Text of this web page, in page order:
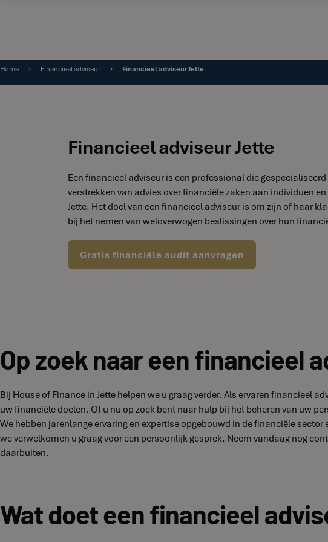
Home Financieel adviseur Financieel adviseur Jette
Financieel adviseur Jette
Een financieel adviseur is een professional die
verstrekken van advies over financiële zaken aan individuen
Jette. Het doel van een financieel adviseur is om zijn of haar
bij het nemen van weloverwogen beslissingen over hun
Gratis financiële audit aanvragen
Op zoek naar een financieel
Bij House of Finance in Jette helpen we u graag verder. Als ervaren financieel
uw financiële doelen. Of u nu op zoek bent naar hulp bij het beheren van uw
We hebben jarenlange ervaring en expertise opgebouwd in de financiële
we verwelkomen u graag voor een persoonlijk gesprek. Neem vandaag nog
daarbuiten.
Wat doet een financieel